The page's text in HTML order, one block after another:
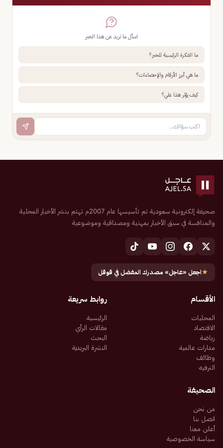
اسأل ما تريد عن هذا الخبر
ما الفكرة الرئيسية للخبر؟
ما هي أبرز الأرقام والإحصاءات؟
كيف يؤثر هذا علي؟
صحيفة إلكترونية سعودية تم تأسيسها عام 2007م تهتم بنشر الأخبار المحلية
والمنافسة في سبق الأخبار بمهنية ومصداقية وموضوعية
★اجعل «عاجل» مصدرك المفضل في قوقل
الأقسام
المحليات
الاقتصاد
رياضة
مدارات عالمية
وظائف
الترفيه
روابط سريعة
الرئيسية
مقالات الرأي
البحث
النشرة البريدية
الصحيفة
من نحن
اتصل بنا
أعلن معنا
سياسة الخصوصية